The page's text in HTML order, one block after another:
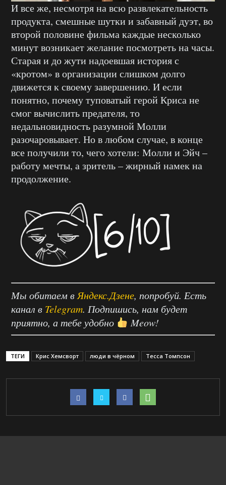
И все же, несмотря на всю развлекательность
продукта, смешные шутки и забавный дуэт, во
второй половине фильма каждые несколько
минут возникает желание посмотреть на часы.
Старая и до жути надоевшая история с
«кротом» в организации слишком долго
движется к своему завершению. И если
понятно, почему туповатый герой Криса не
смог вычислить предателя, то
недальновидность разумной Молли
разочаровывает. Но в любом случае, в конце
все получили то, чего хотели: Молли и Эйч –
работу мечты, а зритель – жирный намек на
продолжение.
Мы обитаем в Яндекс.Дзене, попробуй. Есть
канал в Telegram. Подпишись, нам будет
приятно, а тебе удобно
Meow!
ТЕГИ Крис Хемсворт люди в чёрном Тесса Томпсон